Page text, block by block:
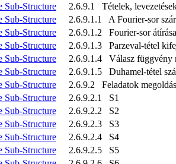
2.6.9.1 Tételek,
2.6.9.1.1 A Fourier-sor
2.6.9.1.2 Fourier-sor
2.6.9.1.3 Parzeval-tétel
2.6.9.1.4 Válasz függvény
2.6.9.1.5 Duhamel-tétel
2.6.9.2 Feladatok
2.6.9.2.1 S1
2.6.9.2.2 S2
2.6.9.2.3 S3
2.6.9.2.4 S4
2.6.9.2.5 S5